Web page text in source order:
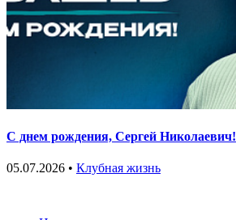
С днем рождения, Сергей Николаевич!
05.07.2026 • Клубная жизнь